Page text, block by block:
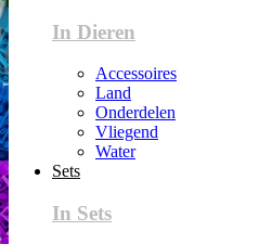
In Dieren
Accessoires
Land
Onderdelen
Vliegend
Water
Sets
In Sets